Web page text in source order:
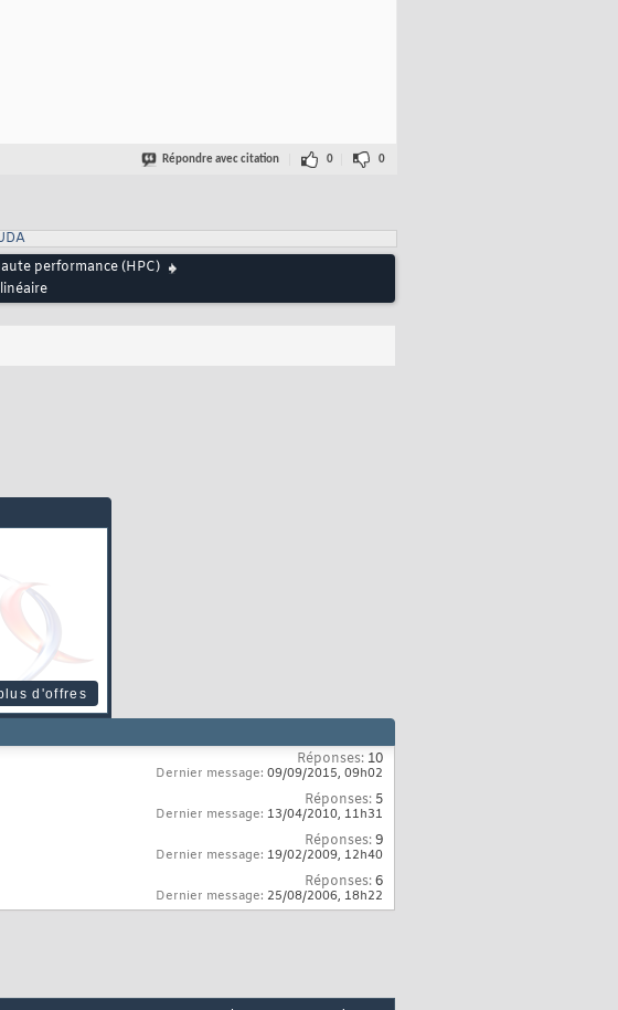
Répondre avec citation 0 0
performance (HPC)
d'offres
Réponses: 10
Dernier message: 09/09/2015, 09h02
Réponses: 5
Dernier message: 13/04/2010, 11h31
Réponses:9
Dernier message: 19/02/2009, 12h40
Réponses:6
Dernier message: 25/08/2006, 18h22